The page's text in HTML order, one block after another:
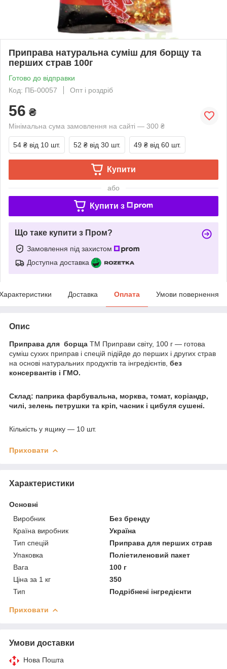
Приправа натуральна суміш для борщу та
перших страв 100г
Готово до відправки
Код: ПБ-00057
Опт і роздріб
56 ₴
Мінімальна сума замовлення на сайті — 300 ₴
54 ₴ від 10 шт. 52 ₴ від 30 шт. 49 ₴ від 60 шт.
Купити
або
Купити з
Що таке купити з Пром?
Замовлення під захистом
Доступна доставка
Доставка Оплата Умови повернення
Опис
Приправа для борща ТМ Приправи світу, 100 г — готова
суміш сухих приправ і спецій підійде до перших і других страв
на основі натуральних продуктів та інгредієнтів, без
консервантів і ГМО.
Склад: паприка фарбувальна, морква, томат, коріандр,
чилі, зелень петрушки та кріп, часник і цибуля сушені.
Кількість у ящику — 10 шт.
Приховати
Характеристики
Основні
Виробник
Без бренду
Країна виробник
Україна
Тип спецій
Приправа для перших страв
Упаковка
Поліетиленовий пакет
Вага
100 г
Ціна за 1 кг
350
Тип
Подрібнені інгредієнти
Приховати
Умови доставки
Нова Пошта